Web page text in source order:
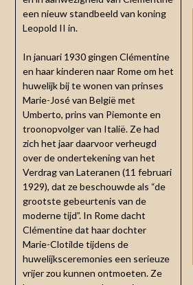
een nieuw standbeeld van koning
Leopold II in.
In januari 1930 gingen Clémentine
en haar kinderen naar Rome om het
huwelijk bij te wonen van prinses
Marie-José van België met
Umberto, prins van Piemonte en
troonopvolger van Italië. Ze had
zich het jaar daarvoor verheugd
over de ondertekening van het
Verdrag van Lateranen (11 februari
1929), dat ze beschouwde als “de
grootste gebeurtenis van de
moderne tijd”. In Rome dacht
Clémentine dat haar dochter
Marie-Clotilde tijdens de
huwelijksceremonies een serieuze
vrijer zou kunnen ontmoeten. Ze